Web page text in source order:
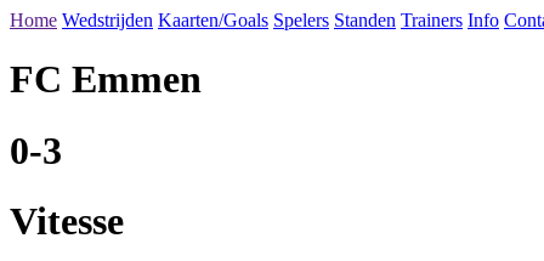
Home Wedstrijden Kaarten/Goals Spelers Standen Trainers Info
FC Emmen
0-3
Vitesse